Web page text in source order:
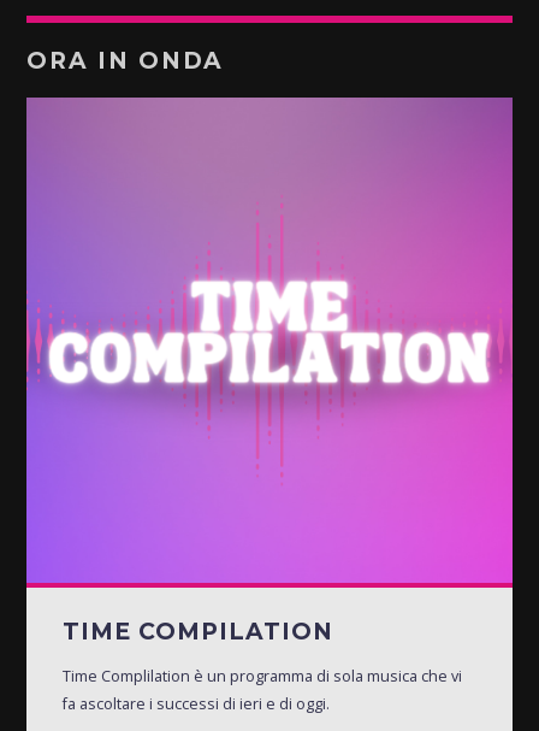
ORA IN ONDA
TIME COMPILATION
Time Complilation è un programma di sola musica che vi
fa ascoltare i successi di ieri e di oggi.